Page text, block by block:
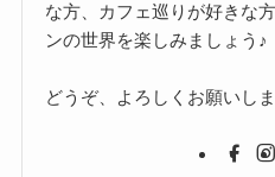
な方、カフェ巡りが好きな
ンの世界を楽しみましょう♪
どうぞ、よろしくお願いしま